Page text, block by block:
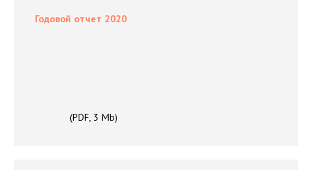
Годовой отчет 2020
(PDF, 3 Mb)